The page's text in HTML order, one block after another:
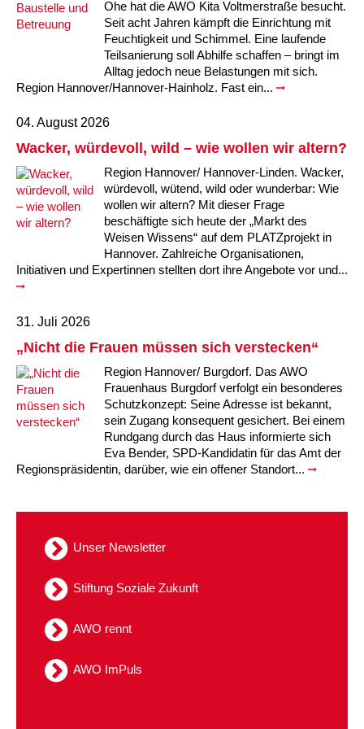
Kindertagesstätte Klaus-Müller-Kilian-Weg /
“Mäuseburg” / Familienzentrum
Kindertagesstätte König-Ludwig-Straße
Kindertagesstätte Langes Feld “Deisterspatzen”
Kindertagesstätte Moorlilienweg /
Familienzentrum
Kindertagesstätte Petermannstraße /
Familienzentrum
Kindertagesstätte Pfarrlandplatz
Kindertagesstätte Schneiderberg
Kindertagesstätte Sylter Weg
Kindertagesstätte Tresckowstraße
Kindertagesstätte Wiehbergstraße
Kindertagesstätte Hiltrud-Grote-Weg
Kindertagesstätte Ibykusweg / Familienzentrum
Kindertagesstätte Johannes-Lau-Hof
Kindertagesstätte Kapellenbrink /
Familienzentrum
Kindertagesstätte Klaus-Müller-Kilian-Weg /
“Mäuseburg” / Familienzentrum
Kindertagesstätte König-Ludwig-Straße
Offene Sprach-Sprechstunde
Kindertagesstätte Moorlilienweg /
Familienzentrum
Kindertagesstätte Mühenkamp / Familienzentrum
Kindertagesstätte Petermannstraße /
Familienzentrum
Hör- und Sprachheilkindergarten Ratswiese
Kindertagesstätte Rosenbergstraße
Kindertagesstätte Schneiderberg
Familienzentrum
Ohe hat die AWO Kita Voltmerstraße besucht.
Seit acht Jahren kämpft die Einrichtung mit
Feuchtigkeit und Schimmel. Eine laufende
Teilsanierung soll Abhilfe schaffen – bringt im
Alltag jedoch neue Belastungen mit sich.
Region Hannover/Hannover-Hainholz. Fast ein...
04. August 2026
Wacker, würdevoll, wild – wie wollen wir altern?
Region Hannover/ Hannover-Linden. Wacker,
würdevoll, wütend, wild oder wunderbar: Wie
wollen wir altern? Mit dieser Frage
beschäftigte sich heute der „Markt des
Weisen Wissens“ auf dem PLATZprojekt in
Hannover. Zahlreiche Organisationen,
Initiativen und Expertinnen stellten dort ihre Angebote vor und...
31. Juli 2026
„Nicht die Frauen müssen sich verstecken“
Region Hannover/ Burgdorf. Das AWO
Frauenhaus Burgdorf verfolgt ein besonderes
Schutzkonzept: Seine Adresse ist bekannt,
sein Zugang konsequent gesichert. Bei einem
Rundgang durch das Haus informierte sich
Eva Bender, SPD-Kandidatin für das Amt der
Regionspräsidentin, darüber, wie ein offener Standort...
Unser Newsletter
Stiftung Soziale Zukunft
AWO rennt
AWO ImPuls